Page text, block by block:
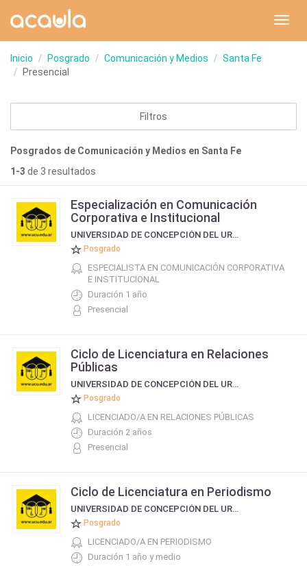
Inicio Posgrado Comunicación y Medios
Santa Fe
Presencial
Filtros
Posgrados de Comunicación y Medios en Santa Fe
1-3 de 3 resultados
Especialización en Comunicación
Corporativa e Institucional
UNIVERSIDAD DE CONCEPCIÓN DEL URUGUAY
Posgrado
ESPECIALISTA EN COMUNICACIÓN CORPORATIVA
E INSTITUCIONAL
Duración 1 año
Presencial
Ciclo de Licenciatura en Relaciones
Públicas
UNIVERSIDAD DE CONCEPCIÓN DEL URUGUAY
Posgrado
LICENCIADO/A EN RELACIONES PÚBLICAS
Duración 2 años
Presencial
Ciclo de Licenciatura en Periodismo
UNIVERSIDAD DE CONCEPCIÓN DEL URUGUAY
Posgrado
LICENCIADO/A EN PERIODISMO
Duración 1 año y medio